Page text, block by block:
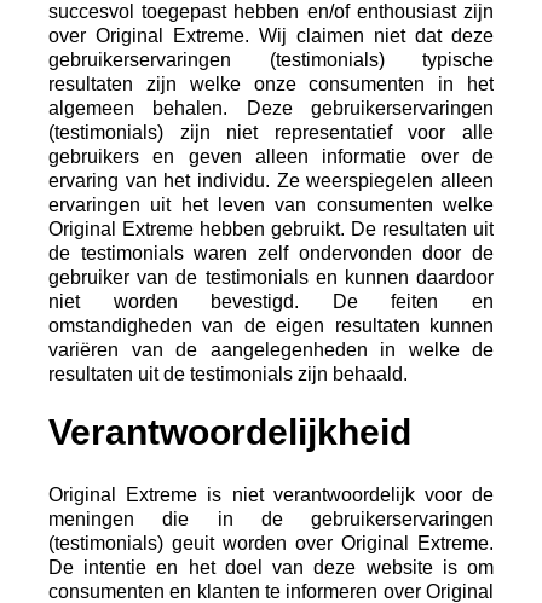
succesvol toegepast hebben en/of enthousiast zijn
over Original Extreme. Wij claimen niet dat deze
gebruikerservaringen (testimonials) typische
resultaten zijn welke onze consumenten in het
algemeen behalen. Deze gebruikerservaringen
(testimonials) zijn niet representatief voor alle
gebruikers en geven alleen informatie over de
ervaring van het individu. Ze weerspiegelen alleen
ervaringen uit het leven van consumenten welke
Original Extreme hebben gebruikt. De resultaten uit
de testimonials waren zelf ondervonden door de
gebruiker van de testimonials en kunnen daardoor
niet worden bevestigd. De feiten en
omstandigheden van de eigen resultaten kunnen
variëren van de aangelegenheden in welke de
resultaten uit de testimonials zijn behaald.
Verantwoordelijkheid
Original Extreme is niet verantwoordelijk voor de
meningen die in de gebruikerservaringen
(testimonials) geuit worden over Original Extreme.
De intentie en het doel van deze website is om
consumenten en klanten te informeren over Original